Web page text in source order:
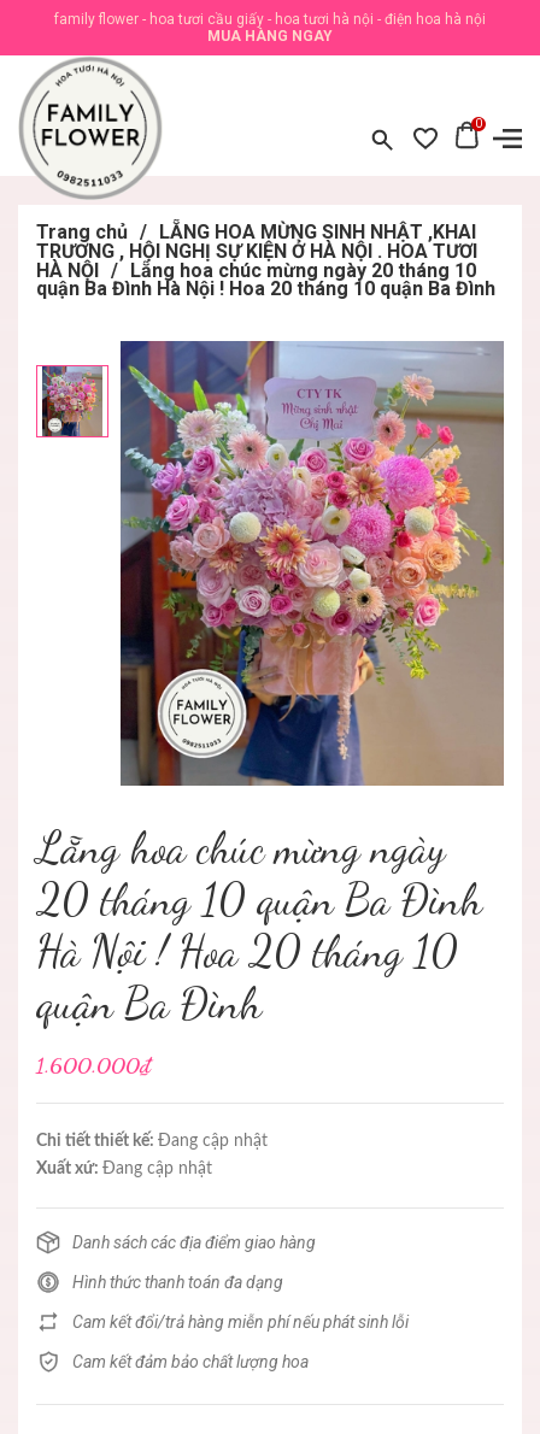
family flower - hoa tươi cầu giấy - hoa tươi hà nội - điện hoa hà nội
MUA HÀNG NGAY
0
Trang chủ / LẴNG HOA MỪNG SINH NHẬT ,KHAI
TRƯƠNG , HỘI NGHỊ SỰ KIỆN Ở HÀ NỘI . HOA TƯƠI
HÀ NỘI / Lẵng hoa chúc mừng ngày 20 tháng 10
quận Ba Đình Hà Nội ! Hoa 20 tháng 10 quận Ba Đình
Lẵng hoa chúc mừng ngày
20 tháng 10 quận Ba Đình
Hà Nội ! Hoa 20 tháng 10
quận Ba Đình
1.600.000₫
Chi tiết thiết kế: Đang cập nhật
Xuất xứ: Đang cập nhật
Danh sách các địa điểm giao hàng
Hình thức thanh toán đa dạng
Cam kết đổi/trả hàng miễn phí nếu phát sinh lỗi
Cam kết đảm bảo chất lượng hoa